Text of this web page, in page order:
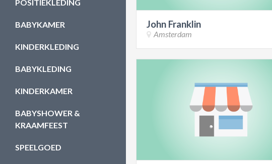
POSITIEKLEDING
BABYKAMER
KINDERKLEDING
BABYKLEDING
KINDERKAMER
BABYSHOWER &
KRAAMFEEST
SPEELGOED
John Franklin
Amsterdam